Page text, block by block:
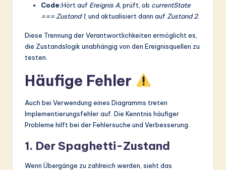
Code:Hört auf Ereignis A , prüft, ob currentState
=== Zustand 1, und aktualisiert dann auf Zustand 2.
Diese Trennung der Verantwortlichkeiten ermöglicht es,
die Zustandslogik unabhängig von den Ereignisquellen zu
testen.
Häufige Fehler
Auch bei Verwendung eines Diagramms treten
Implementierungsfehler auf. Die Kenntnis häufiger
Probleme hilft bei der Fehlersuche und Verbesserung.
1. Der Spaghetti-Zustand
Wenn Übergänge zu zahlreich werden, sieht das